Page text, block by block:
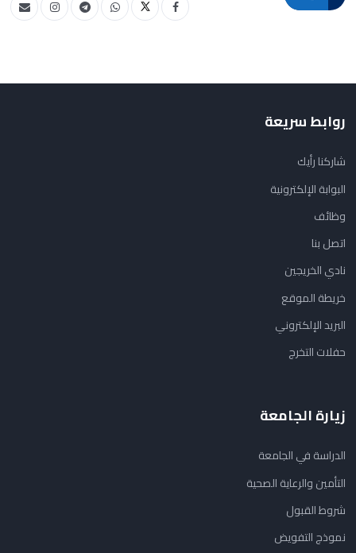
روابط سريعة
شاركنا رأيك
البوابة الإلكترونية
وظائف
اتصل بنا
نادي الخريجين
خريطة الموقع
البريد الإلكتروني
حفلات التخرج
زيارة الجامعة
الدراسة في الجامعة
التأمين والرعاية الصحية
شروط القبول
نموذج التفويض